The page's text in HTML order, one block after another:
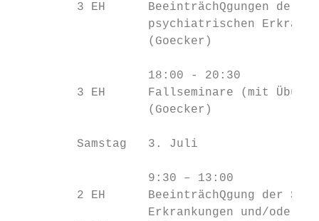
3 EH      BeeinträchQgungen der
psychiatrischen
                   (Goecker)
                   18:00 - 20:30
3 EH      Fallseminare (mit
                   (Goecker)
         Samstag   3. Juli
                   9:30 – 13:00
2 EH      BeeinträchQgung der
Erkrankungen und/oder